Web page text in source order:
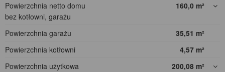
Powierzchnia netto domu
bez kotłowni, garażu
160,0 m²
Powierzchnia garażu 35,51 m²
Powierzchnia kotłowni
4,57 m²
Powierzchnia użytkowa
200,08 m²